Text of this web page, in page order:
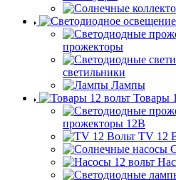
прожекторы
светильники
Лампы
Товары
прожекторы 12В
TV 12